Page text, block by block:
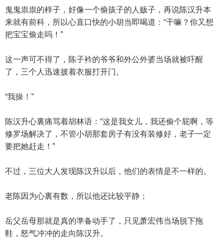
鬼鬼祟祟的样子，好像一个偷孩子的人贩子，再说陈汉升本
来就有前科，所以心直口快的小胡当即喝道：“干嘛？你又想
把宝宝偷走吗！”
这一声可不得了，陈子衿的爷爷和外公外婆当场就被吓醒
了，三个人迅速披着衣服打开门。
“我操！”
陈汉升心裏痛骂着胡林语：“这是我女儿，我还偷个屁啊，等
修罗场解决了，不管小胡那套房子有没有装修好，老子一定
要把她赶走！”
不过，三位大人发现陈汉升以后，他们的表情是不一样的。
老陈因为心裏有数，所以他还比较平静；
岳父岳母那就是真的準备动手了，只见萧宏伟当场脱下拖
鞋，怒气冲冲的走向陈汉升。